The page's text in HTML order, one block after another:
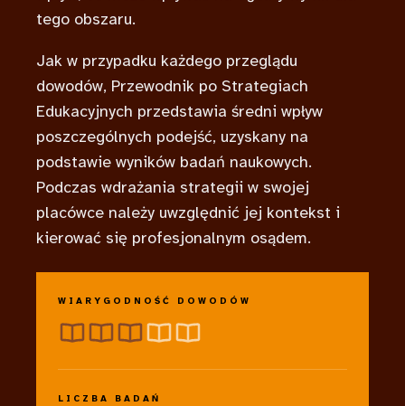
tego obszaru.
Jak w przypadku każdego przeglądu
dowodów, Przewodnik po Strategiach
Edukacyjnych przedstawia średni wpływ
poszczególnych podejść, uzyskany na
podstawie wyników badań naukowych.
Podczas wdrażania strategii w swojej
placówce należy uwzględnić jej kontekst i
kierować się profesjonalnym osądem.
WIARYGODNOŚĆ DOWODÓW
LICZBA BADAŃ